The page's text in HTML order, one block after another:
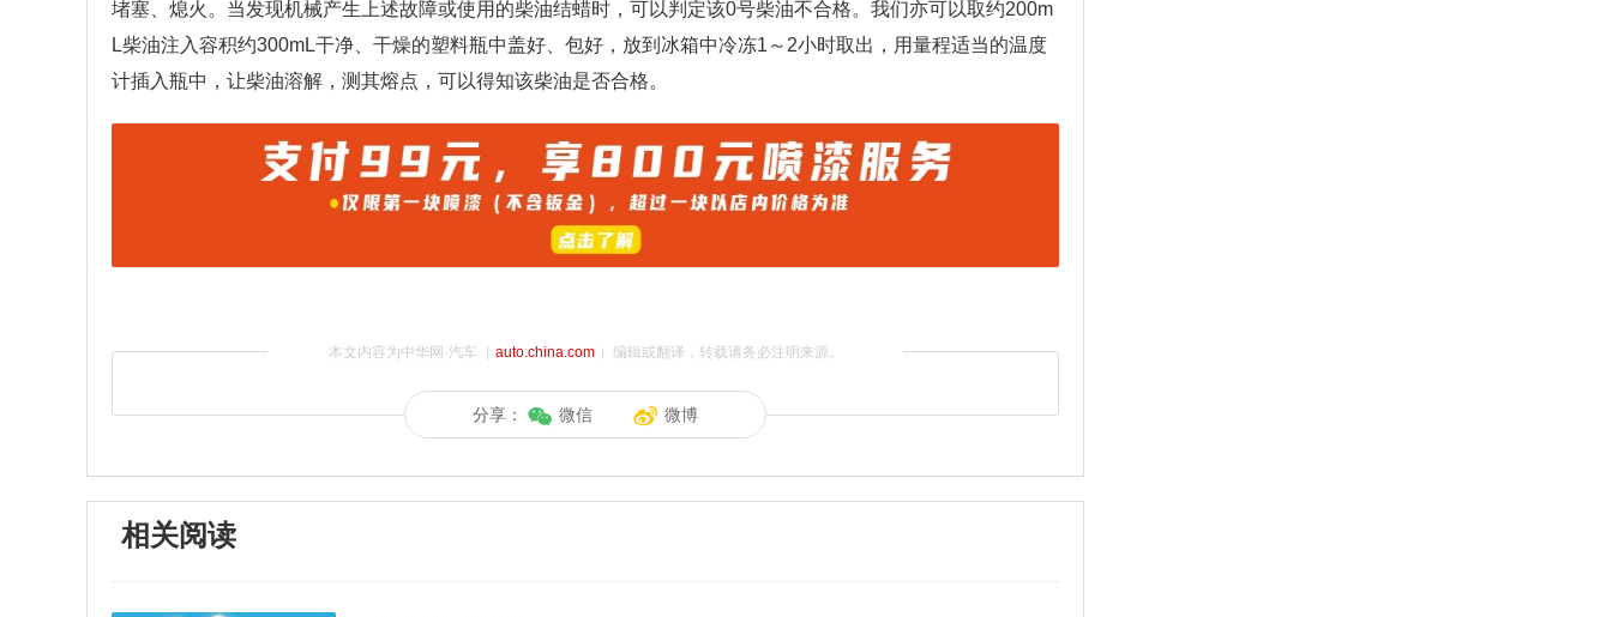
堵塞、熄火。当发现机械产生上述故障或使用的柴油结蜡时，可以判定该0号柴油不合格。我们亦可以取约200m
L柴油注入容积约300mL干净、干燥的塑料瓶中盖好、包好，放到冰箱中冷冻1～2小时取出，用量程适当的温度
计插入瓶中，让柴油溶解，测其熔点，可以得知该柴油是否合格。
本文内容为中华网·汽车（ auto.china.com）编辑或翻译，转载请务必注明来源。
分享： 微信 微博
相关阅读